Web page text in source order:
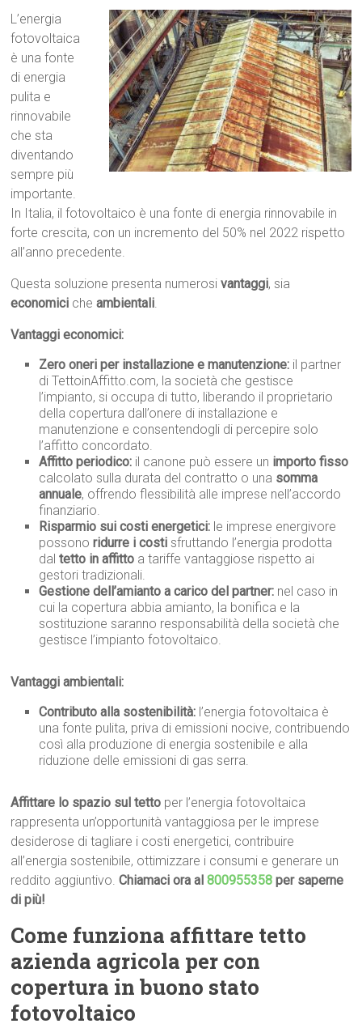
L’energia
fotovoltaica
è una fonte
di energia
pulita e
rinnovabile
che sta
diventando
sempre più
importante.
In Italia, il fotovoltaico è una fonte di energia rinnovabile in
forte crescita, con un incremento del 50% nel 2022 rispetto
all’anno precedente.
Questa soluzione presenta numerosivantaggi, sia
economici cheambientali.
Vantaggi economici:
Zero oneri per installazione e manutenzione: il partner
di TettoinAffitto.com, la società che gestisce
l’impianto, si occupa di tutto, liberando il proprietario
della copertura dall’onere di installazione e
manutenzione e consentendogli di percepire solo
l’affitto concordato.
Affitto periodico: il canone può essere un importo fisso
calcolato sulla durata del contratto o una somma
annuale, offrendo flessibilità alle imprese nell’accordo
finanziario.
Risparmio sui costi energetici: le imprese energivore
possonoridurre i costi sfruttando l’energia prodotta
daltetto in affitto a tariffe vantaggiose rispetto ai
gestori tradizionali.
Gestione dell’amianto a carico del partner: nel caso in
cui la copertura abbia amianto, la bonifica e la
sostituzione saranno responsabilità della società che
gestisce l’impianto fotovoltaico.
Vantaggi ambientali:
Contributo alla sostenibilità: l’energia fotovoltaica è
una fonte pulita, priva di emissioni nocive, contribuendo
così alla produzione di energia sostenibile e alla
riduzione delle emissioni di gas serra.
Affittare lo spazio sul tetto per l’energia fotovoltaica
rappresenta un’opportunità vantaggiosa per le imprese
desiderose di tagliare i costi energetici, contribuire
all’energia sostenibile, ottimizzare i consumi e generare un
reddito aggiuntivo.Chiamaci ora al800955358 per saperne
di più!
Come funziona affittare tetto
azienda agricola per con
copertura in buono stato
fotovoltaico